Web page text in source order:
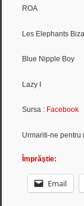
ROA
Les Elephants
Blue Nipple Boy
Lazy I
Sursa : Facebook
Urmariti-ne pentru
Împrăştie:
Email